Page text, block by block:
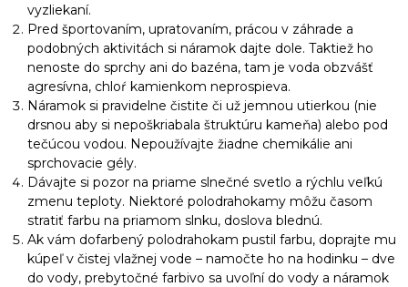
vyzliekaní.
Pred športovaním, upratovaním, prácou v záhrade a
podobných aktivitách si náramok dajte dole. Taktiež ho
nenoste do sprchy ani do bazéna, tam je voda obzvášť
agresívna, chloŕ kamienkom neprospieva.
Náramok si pravidelne čistite či už jemnou utierkou (nie
drsnou aby si nepoškriabala štruktúru kameňa) alebo pod
tečúcou vodou. Nepoužívajte žiadne chemikálie ani
sprchovacie gély.
Dávajte si pozor na priame slnečné svetlo a rýchlu veľkú
zmenu teploty. Niektoré polodrahokamy môžu časom
stratiť farbu na priamom slnku, doslova blednú.
Ak vám dofarbený polodrahokam pustil farbu, doprajte mu
kúpeľ v čistej vlažnej vode – namočte ho na hodinku – dve
do vody, prebytočné farbivo sa uvoľní do vody a náramok